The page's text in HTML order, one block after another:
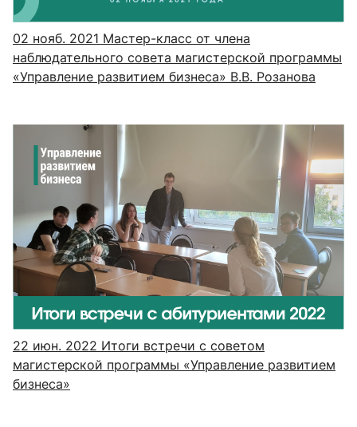
02 нояб. 2021 Мастер-класс от члена
наблюдательного совета магистерской программы
«Управление развитием бизнеса» В.В. Розанова
22 июн. 2022 Итоги встречи с советом
магистерской программы «Управление развитием
бизнеса»